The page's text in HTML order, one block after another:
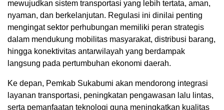
mewujudkan sistem transportasi yang lebih tertata, aman,
nyaman, dan berkelanjutan. Regulasi ini dinilai penting
mengingat sektor perhubungan memiliki peran strategis
dalam mendukung mobilitas masyarakat, distribusi barang,
hingga konektivitas antarwilayah yang berdampak
langsung pada pertumbuhan ekonomi daerah.
Ke depan, Pemkab Sukabumi akan mendorong integrasi
layanan transportasi, peningkatan pengawasan lalu lintas,
serta pemanfaatan teknologi guna meningkatkan kualitas